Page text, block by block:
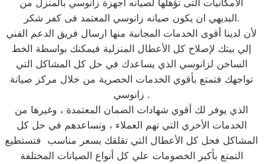
الامكانيات التى تؤهلها لصيانه اجهزة زانوسي بالمنزل من
البديهي ان يكون صيانه زانوسي المعتمد فى كفر شكر.
لأن لدينا أقوى الخدمات المجانية منها ارسال فريق الدعم الفني
إلي بيتك لإصلاح كل الأعطال المنزلية فيمكنك بواسطة الخط
الساخن لزانوسي الذي يساعدك في حل كل المشاكل التي
تواجهك فتمتع بأقوي الخدمات الحصرية من خلال مركز صيانة
زانوسي .
الذي يوفر لك أقوي شهادات الضمان المعتمدة ، وغيرها من
الخدمات الأخري التي تهم العملاء ، وتساعدهم في حل كل
المشاكل فحل كل الأعطال التي تقلقك بسعر مناسب فتستطيع
التمتع بأكبر الخصومات علي كل أنواع الصيانات المختلفة